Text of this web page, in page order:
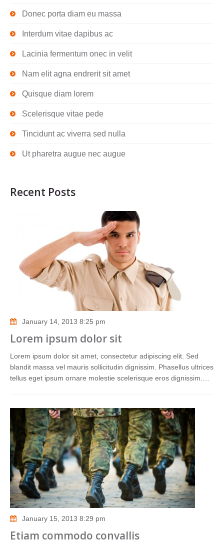
Donec porta diam eu massa
Interdum vitae dapibus ac
Lacinia fermentum onec in velit
Nam elit agna endrerit sit amet
Quisque diam lorem
Scelerisque vitae pede
Tincidunt ac viverra sed nulla
Ut pharetra augue nec augue
Recent Posts
January 14, 2013 8:25 pm
Lorem ipsum dolor sit
Lorem ipsum dolor sit amet, consectetur adipiscing elit. Sed
blandit massa vel mauris sollicitudin dignissim. Phasellus ultrices
tellus eget ipsum ornare molestie scelerisque eros dignissim.…
January 15, 2013 8:29 pm
Etiam commodo convallis